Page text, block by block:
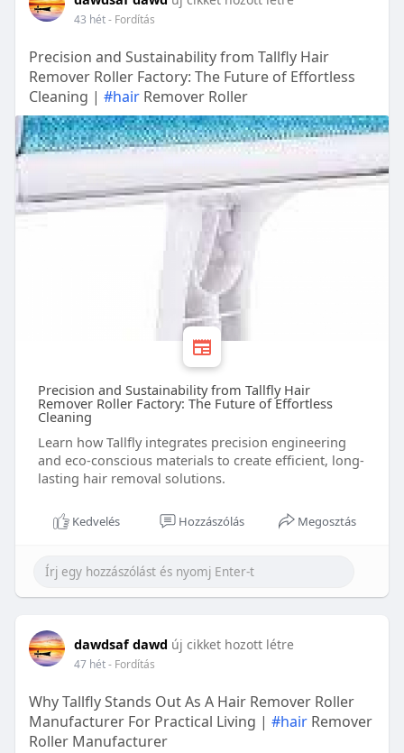
43 hét- Fordítás
Precision and Sustainability from Tallfly Hair
Remover Roller Factory: The Future of Effortless
Cleaning | #hairRemover Roller
Precision and Sustainability from Tallfly Hair
Remover Roller Factory: The Future of Effortless
Cleaning
Learn how Tallfly integrates precision engineering
and eco-conscious materials to create efficient, long-
lasting hair removal solutions.
Kedvelés Hozzászólás Megosztás
dawdsaf dawd új cikket hozott létre
47 hét- Fordítás
Why Tallfly Stands Out As A Hair Remover Roller
Manufacturer For Practical Living | #hairRemover
Roller Manufacturer